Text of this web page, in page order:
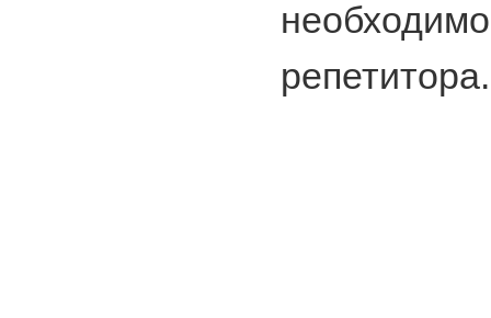
репетитора.